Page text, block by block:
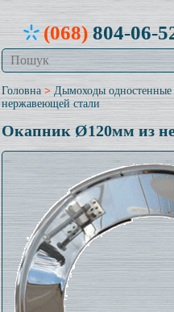
(068)804-06-
Головна> Дымоходы одностенные
нержавеющей стали
Окапник Ø120мм из